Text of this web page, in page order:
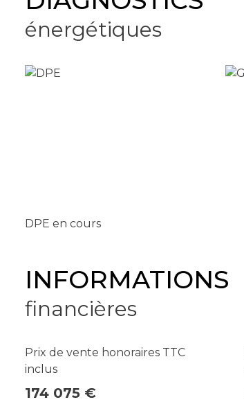
énergétiques
DPE en cours
INFORMATIONS
financières
Prix de vente honoraires TTC
inclus
174 075 €